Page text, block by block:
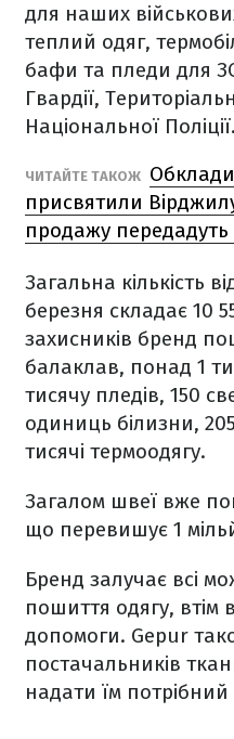
для наших
теплий одяг,
бафи та пледи для
Гвардії,
Національної Поліції.
ЧИТАЙТЕ ТАКОЖ
присвятили
продажу передадуть
Загальна кількість
березня складає 10
захисників бренд
балаклав, понад 1
тисячу пледів, 150
одиниць білизни,
тисячі термоодягу.
Загалом швеї вже
що перевишує 1
Бренд залучає всі
пошиття одягу, втім
допомоги. Gepur
постачальників
надати їм потрібний